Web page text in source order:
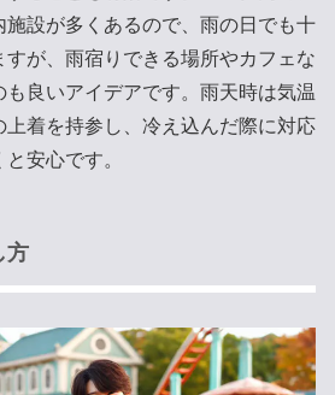
施設が多くあるので、雨の日でも十
が、雨宿りできる場所やカフェな
も良いアイデアです。雨天時は気温
上着を持参し、冷え込んだ際に対応
安心です。
方